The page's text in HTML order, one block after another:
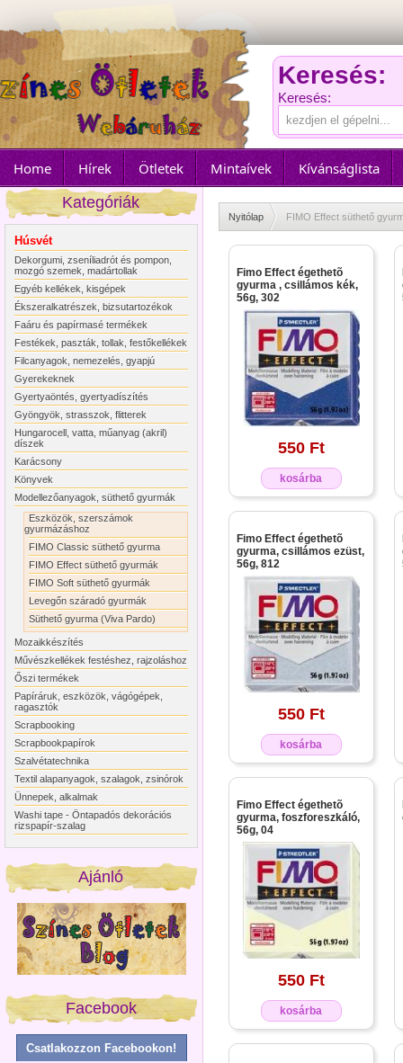
Keresés:
Keresés:
Home Hírek Ötletek Mintaívek
Kívánságlista
Kategóriák
Húsvét
Dekorgumi, zseníliadrót és pompon,
mozgó szemek, madártollak
Egyéb kellékek, kisgépek
Ékszeralkatrészek, bizsutartozékok
Faáru és papírmasé termékek
Festékek, paszták, tollak, festőkellékek
Filcanyagok, nemezelés, gyapjú
Gyerekeknek
Gyertyaöntés, gyertyadíszítés
Gyöngyök, strasszok, flitterek
Hungarocell, vatta, műanyag (akril)
díszek
Karácsony
Könyvek
Modellezőanyagok, süthető gyurmák
Eszközök, szerszámok
gyurmázáshoz
FIMO Classic süthető gyurma
FIMO Effect süthető gyurmák
FIMO Soft süthető gyurmák
Levegőn száradó gyurmák
Süthető gyurma (Viva Pardo)
Mozaikkészítés
Művészkellékek festéshez, rajzoláshoz
Őszi termékek
Papíráruk, eszközök, vágógépek,
ragasztók
Scrapbooking
Scrapbookpapírok
Szalvétatechnika
Textil alapanyagok, szalagok, zsinórok
Ünnepek, alkalmak
Washi tape - Öntapadós dekorációs
rizspapír-szalag
Ajánló
Facebook
Csatlakozzon Facebookon!
Nyitólap FIMO Effect süthető
Fimo Effect égethetõ
gyurma , csillámos kék,
56g, 302
550 Ft
kosárba
Fimo Effect égethetõ
gyurma, csillámos ezüst,
56g, 812
550 Ft
kosárba
Fimo Effect égethetõ
gyurma, foszforeszkáló,
56g, 04
550 Ft
kosárba